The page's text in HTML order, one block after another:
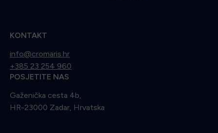
KONTAKT
info@cromaris.hr
+385 23 254 960
POSJETITE NAS
Gaženička cesta 4b,
HR-23000 Zadar, Hrvatska